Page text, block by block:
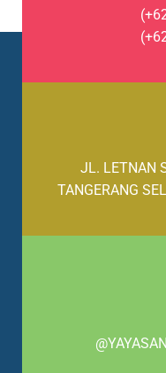
JL. LETNAN
TANGERANG